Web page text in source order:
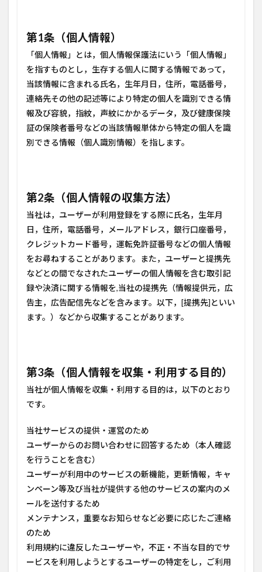
第1条（個人情報）
「個人情報」とは，個人情報保護法にいう「個人情報」
を指すものとし，生存する個人に関する情報であって，
当該情報に含まれる氏名，生年月日，住所，電話番号，
連絡先その他の記述等により特定の個人を識別できる情
報及び容貌，指紋，声紋にかかるデータ，及び健康保険
証の保険者番号などの当該情報単体から特定の個人を識
別できる情報（個人識別情報）を指します。
第2条（個人情報の収集方法）
当社は，ユーザーが利用登録をする際に氏名，生年月
日，住所，電話番号，メールアドレス，銀行口座番号，
クレジットカード番号，運転免許証番号などの個人情報
をお尋ねすることがあります。また，ユーザーと提携先
などとの間でなされたユーザーの個人情報を含む取引記
録や決済に関する情報を,当社の提携先（情報提供元，広
告主，広告配信先などを含みます。以下，[提携先]といい
ます。）などから収集することがあります。
第3条（個人情報を収集・利用する目的）
当社が個人情報を収集・利用する目的は，以下のとおり
です。
当社サービスの提供・運営のため
ユーザーからのお問い合わせに回答するため（本人確認
を行うことを含む）
ユーザーが利用中のサービスの新機能，更新情報，キャ
ンペーン等及び当社が提供する他のサービスの案内のメ
ールを送付するため
メンテナンス，重要なお知らせなど必要に応じたご連絡
のため
利用規約に違反したユーザーや，不正・不当な目的でサ
ービスを利用しようとするユーザーの特定をし，ご利用